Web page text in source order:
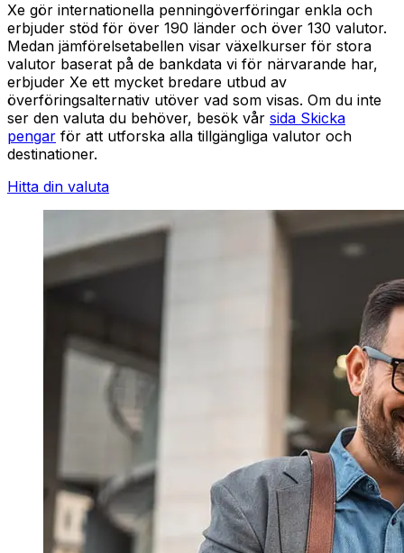
Xe gör internationella penningöverföringar enkla och
erbjuder stöd för över 190 länder och över 130 valutor.
Medan jämförelsetabellen visar växelkurser för stora
valutor baserat på de bankdata vi för närvarande har,
erbjuder Xe ett mycket bredare utbud av
överföringsalternativ utöver vad som visas. Om du inte
ser den valuta du behöver, besök vår sida Skicka
pengar för att utforska alla tillgängliga valutor och
destinationer.
Hitta din valuta